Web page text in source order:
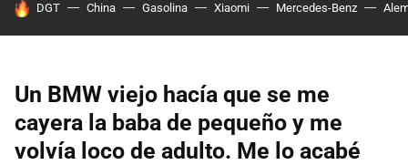
HOY SE HABLA DE
DGT China Gasolina Xiaomi Mercedes-Benz
Un BMW viejo hacía que se me
cayera la baba de pequeño y me
volvía loco de adulto. Me lo acabé